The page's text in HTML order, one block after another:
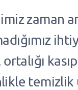
zaman
temizlik